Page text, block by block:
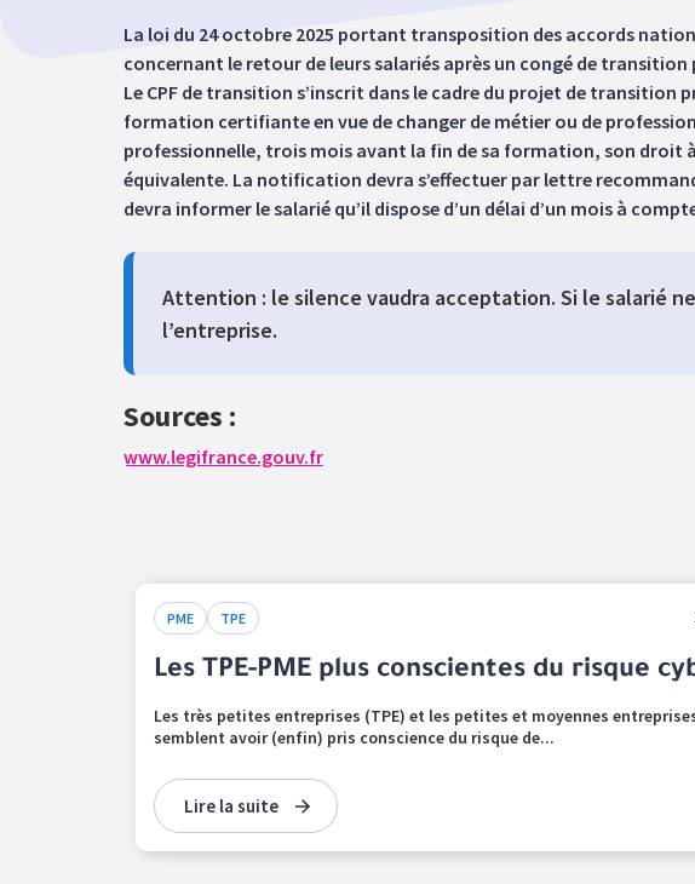
La loi du 24 octobre 2025 portant transposition des accords
concernant le retour de leurs salariés après un congé de
Le CPF de transition s’inscrit dans le cadre du projet de transition
formation certifiante en vue de changer de métier ou de
professionnelle, trois mois avant la fin de sa formation, son droit
équivalente. La notification devra s’effectuer par lettre
devra informer le salarié qu’il dispose d’un délai d’un mois à
Attention : le silence vaudra acceptation. Si le salarié
l’entreprise.
Sources :
www.legifrance.gouv.fr
PME TPE
Les TPE-PME plus conscientes du risque
Les très petites entreprises (TPE) et les petites et moyennes
semblent avoir (enfin) pris conscience du risque de...
Lire la suite